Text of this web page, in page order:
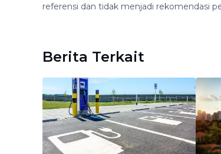
referensi dan tidak menjadi rekomendasi
Berita Terkait